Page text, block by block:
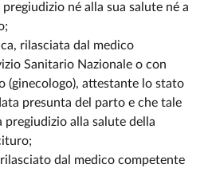
né alla sua salute né a
rilasciata dal medico
Sanitario Nazionale o con
(ginecologo), attestante lo stato
presunta del parto e che tale
pregiudizio alla salute della
dal medico competente